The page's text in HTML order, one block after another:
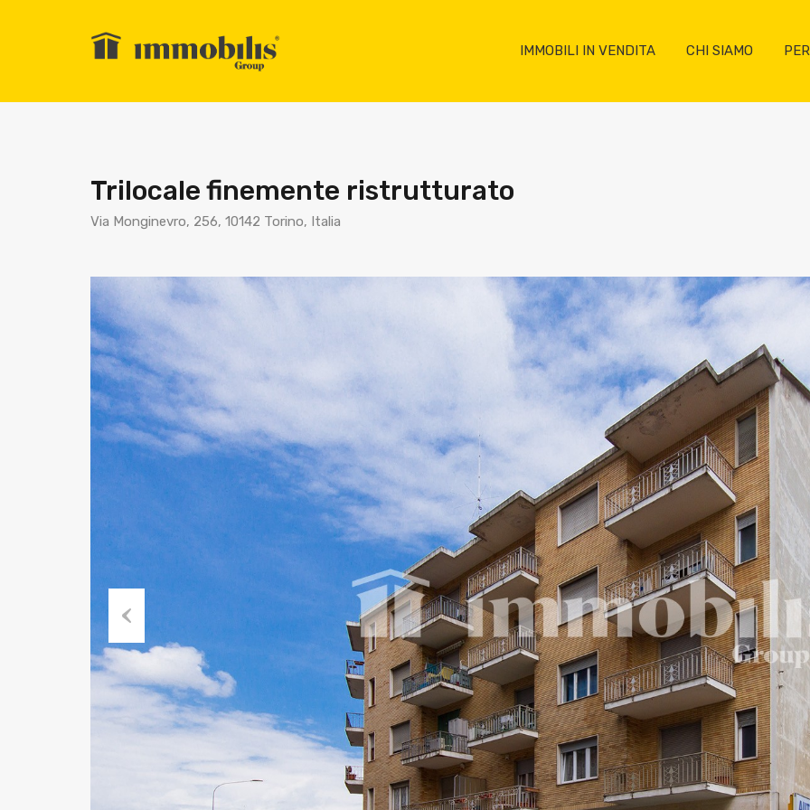
IMMOBILI IN VENDITA CHI SIAMO
Trilocale finemente ristrutturato
Via Monginevro, 256, 10142 Torino, Italia
Previ
ous